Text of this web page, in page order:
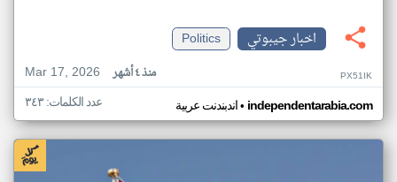
اخبار جيبوتي
Politics
Mar 17, 2026
منذ ٤ أشهر PX51IK
اندبندنت عربية• independentarabia.com عدد الكلمات: ٣٤٣